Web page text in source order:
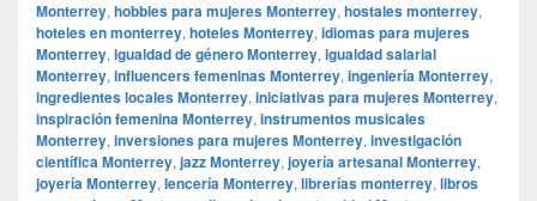
Monterrey, hobbies para mujeres Monterrey, hostales monterrey,
hoteles en monterrey, hoteles Monterrey, idiomas para mujeres
Monterrey, igualdad de género Monterrey, igualdad salarial
Monterrey, influencers femeninas Monterrey, ingeniería Monterrey,
ingredientes locales Monterrey, iniciativas para mujeres Monterrey,
inspiración femenina Monterrey, instrumentos musicales
Monterrey, inversiones para mujeres Monterrey, investigación
científica Monterrey, jazz Monterrey, joyería artesanal Monterrey,
joyería Monterrey, lencería Monterrey, librerías monterrey, libros